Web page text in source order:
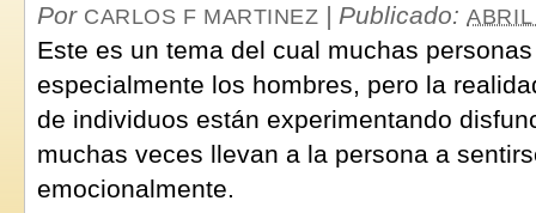
Por CARLOS F MARTINEZ |Publicado:
Este es un tema del cual muchas
especialmente los hombres, pero la
de individuos están experimentando
muchas veces llevan a la persona a
emocionalmente.